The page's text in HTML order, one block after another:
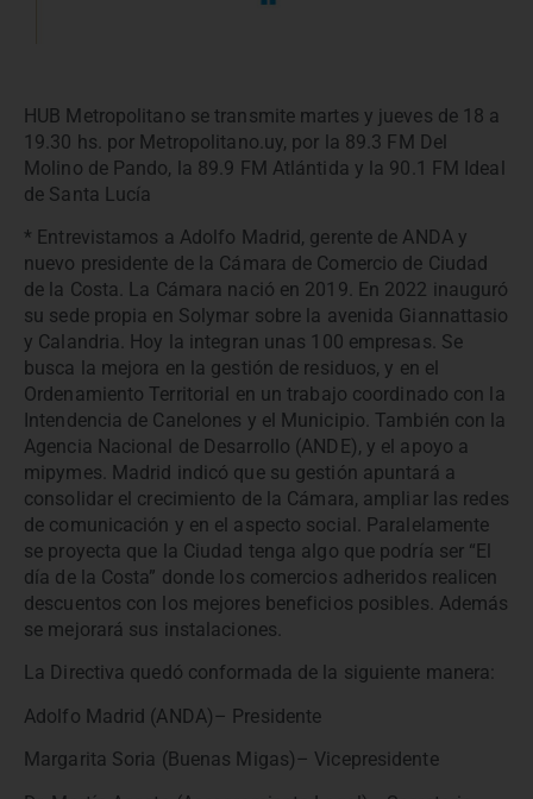
HUB Metropolitano se transmite martes y jueves de 18 a
19.30 hs. por Metropolitano.uy, por la 89.3 FM Del
Molino de Pando, la 89.9 FM Atlántida y la 90.1 FM Ideal
de Santa Lucía
* Entrevistamos a Adolfo Madrid, gerente de ANDA y
nuevo presidente de la Cámara de Comercio de Ciudad
de la Costa. La Cámara nació en 2019. En 2022 inauguró
su sede propia en Solymar sobre la avenida Giannattasio
y Calandria. Hoy la integran unas 100 empresas. Se
busca la mejora en la gestión de residuos, y en el
Ordenamiento Territorial en un trabajo coordinado con la
Intendencia de Canelones y el Municipio. También con la
Agencia Nacional de Desarrollo (ANDE), y el apoyo a
mipymes. Madrid indicó que su gestión apuntará a
consolidar el crecimiento de la Cámara, ampliar las redes
de comunicación y en el aspecto social. Paralelamente
se proyecta que la Ciudad tenga algo que podría ser “El
día de la Costa” donde los comercios adheridos realicen
descuentos con los mejores beneficios posibles. Además
se mejorará sus instalaciones.
La Directiva quedó conformada de la siguiente manera:
Adolfo Madrid (ANDA)– Presidente
Margarita Soria (Buenas Migas)– Vicepresidente